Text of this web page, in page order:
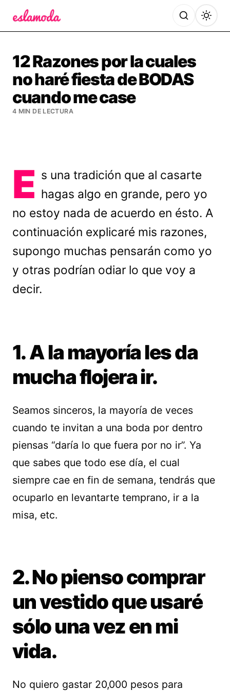
12 Razones por la cuales
no haré fiesta de BODAS
cuando me case
4 MIN DE LECTURA
E s una tradición que al casarte
hagas algo en grande, pero yo
no estoy nada de acuerdo en ésto. A
continuación explicaré mis razones,
supongo muchas pensarán como yo
y otras podrían odiar lo que voy a
decir.
1. A la mayoría les da
mucha flojera ir.
Seamos sinceros, la mayoría de veces
cuando te invitan a una boda por dentro
piensas “daría lo que fuera por no ir”. Ya
que sabes que todo ese día, el cual
siempre cae en fin de semana, tendrás que
ocuparlo en levantarte temprano, ir a la
misa, etc.
2. No pienso comprar
un vestido que usaré
sólo una vez en mi
vida.
No quiero gastar 20,000 pesos para